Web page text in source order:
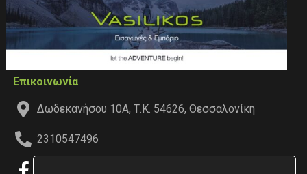
Επικοινωνία
Δωδεκανήσου 10Α, Τ.Κ. 54626, Θεσσαλονίκη
2310547496